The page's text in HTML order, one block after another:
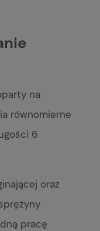
na
równomierne
6
oraz
pracę